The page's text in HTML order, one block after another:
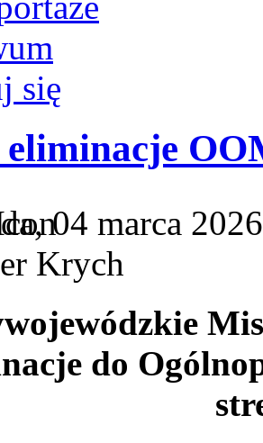
się
04 marca
Krych
do